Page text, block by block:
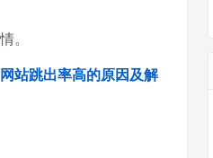
。
网站跳出率高的原因及解